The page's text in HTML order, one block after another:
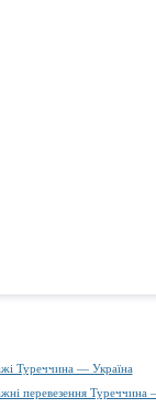
Туреччина — Україна
перевезення Туреччина